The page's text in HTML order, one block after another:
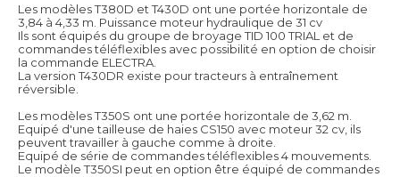
Les modèles T380D et T430D ont une portée horizontale de
3,84 à 4,33 m. Puissance moteur hydraulique de 31 cv
Ils sont équipés du groupe de broyage TID 100 TRIAL et de
commandes téléflexibles avec possibilité en option de choisir
la commande ELECTRA.
La version T430DR existe pour tracteurs à entraînement
réversible.
Les modèles T350S ont une portée horizontale de 3,62 m.
Equipé d'une tailleuse de haies CS150 avec moteur 32 cv, ils
peuvent travailler à gauche comme à droite.
Equipé de série de commandes téléflexibles 4 mouvements.
Le modèle T350SI peut en option être équipé de commandes